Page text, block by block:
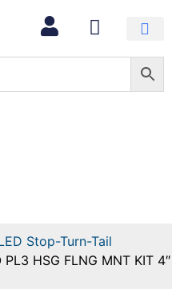
Stop-Turn-Tail
HSG FLNG MNT KIT 4″